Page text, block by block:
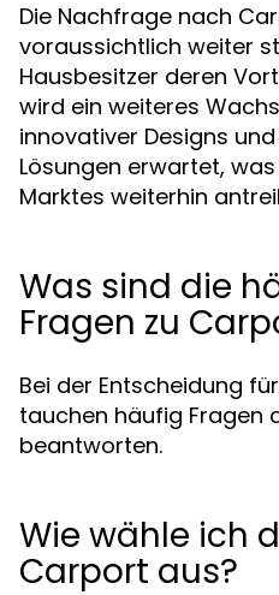
Die Nachfrage nach
voraussichtlich weiter
Hausbesitzer deren
wird ein weiteres
innovativer Designs
Lösungen erwartet,
Marktes weiterhin
Was sind die
Fragen zu
Bei der Entscheidung
tauchen häufig Fragen
beantworten.
Wie wähle ich
Carport aus?